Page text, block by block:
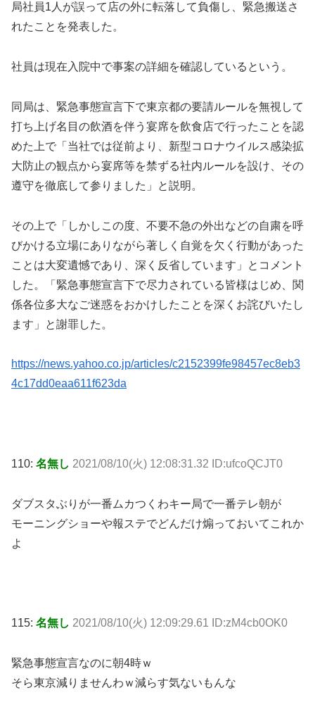
局社員1人が誤って店の外に転落して負傷し、緊急搬送さ
れたことを発表した。
社員は現在入院中で事案の詳細を確認しているという。
同局は、緊急事態宣言下で東京都の要請ルールを無視して
打ち上げ名目の飲酒を伴う宴席を飲食店で行ったことを認
めた上で「当社では従前より、新型コロナウイルス感染拡
大防止の観点から宴席等を禁ずる社内ルールを設け、その
遵守を徹底して参りました」と説明。
その上で「しかしこの度、不要不急の外出などの自粛を呼
びかける立場にありながら著しく自覚を欠く行動があった
ことは大変遺憾であり、深く反省しています」とコメント
した。「緊急事態宣言下で尽力されている皆様はじめ、関
係各位多大なご迷惑をおかけしたことを深くお詫びいたし
ます」と謝罪した。
https://news.yahoo.co.jp/articles/c2152399fe98457ec8eb3
4c17dd0eaa611f623da
110: 名無し 2021/08/10(火) 12:08:31.32 ID:ufcoQCJT0
ダブスタぶりが一番ムカつくわキー局で一番テレ朝が
モーニングショーや報ステでどんだけ煽っておいてこれか
よ
115: 名無し 2021/08/10(火) 12:09:29.61 ID:zM4cb0OK0
緊急事態宣言なのに朝4時ｗ
そら東京減りませんわｗ減らす気ないもんな